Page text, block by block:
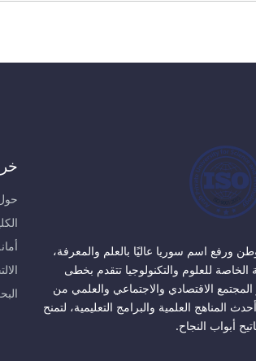
ورفع اسم سوريا عاليًا بالعلم والمعرفة،
الخاصة للعلوم والتكنولوجيا تتقدم بخطى
الاقتصادي والاجتماعي والعلمي من
المناهج العلمية والبرامج التعليمية، لتمنح
أبواب النجاح.